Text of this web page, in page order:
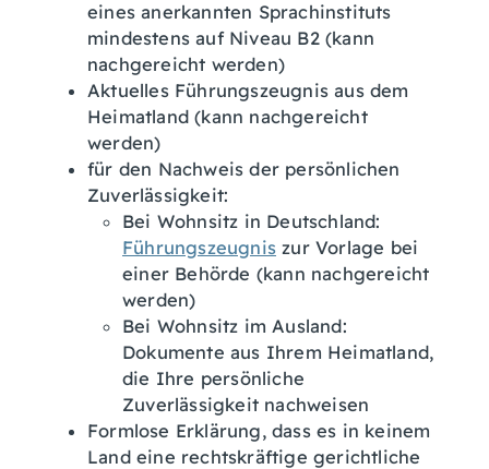
eines anerkannten Sprachinstituts
mindestens auf Niveau B2 (kann
nachgereicht werden)
Aktuelles Führungszeugnis aus dem
Heimatland (kann nachgereicht
werden)
für den Nachweis der persönlichen
Zuverlässigkeit:
Bei Wohnsitz in Deutschland:
Führungszeugnis zur Vorlage bei
einer Behörde (kann nachgereicht
werden)
Bei Wohnsitz im Ausland:
Dokumente aus Ihrem Heimatland,
die Ihre persönliche
Zuverlässigkeit nachweisen
Formlose Erklärung, dass es in keinem
Land eine rechtskräftige gerichtliche